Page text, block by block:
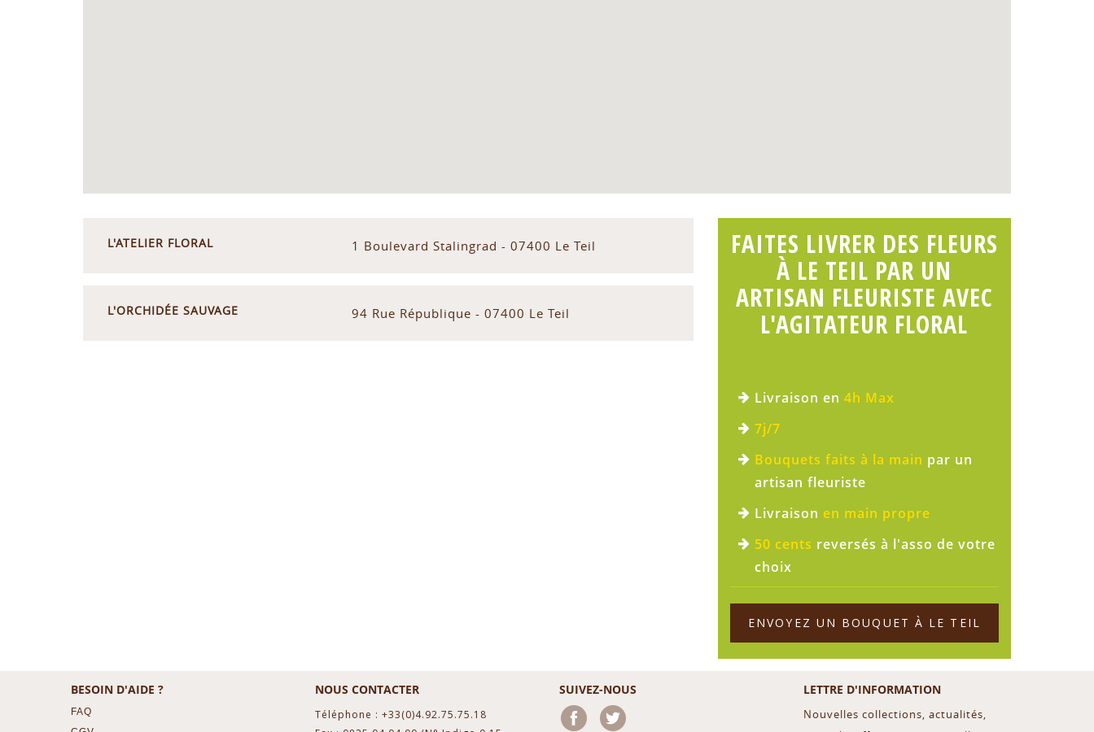
L'ATELIER FLORAL 1 Boulevard Stalingrad - 07400 Le Teil
L'ORCHIDÉE SAUVAGE 94 Rue République - 07400 Le Teil
FAITES LIVRER DES FLEURS
À LE TEIL PAR UN
ARTISAN FLEURISTE AVEC
L'AGITATEUR FLORAL
Livraison en 4h Max
7j/7
Bouquets faits à la main par un
artisan fleuriste
Livraison en main propre
50 cents reversés à l'asso de votre
choix
ENVOYEZ UN BOUQUET À LE TEIL
BESOIN D'AIDE ?
FAQ
NOUS CONTACTER
Téléphone : +33(0)4.92.75.75.18
SUIVEZ-NOUS
Facebook
LETTRE D'INFORMATION
Nouvelles collections, actualités,